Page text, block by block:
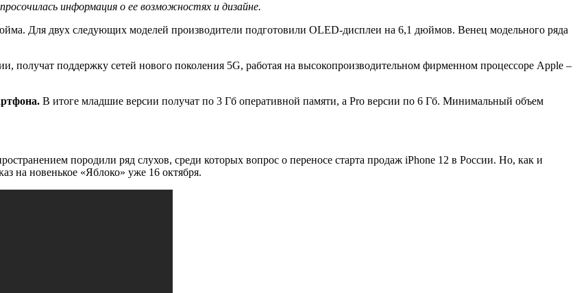
информация о ее возможностях и дизайне.
Для двух следующих моделей производители подготовили OLED-дисплеи на 6,1 дюймов. Венец модельного ряда
получат поддержку сетей нового поколения 5G, работая на высокопроизводительном фирменном процессоре Apple –
В итоге младшие версии получат по 3 Гб оперативной памяти, а Pro версии по 6 Гб. Минимальный объем
породили ряд слухов, среди которых вопрос о переносе старта продаж iPhone 12 в России. Но, как и
на новенькое «Яблоко» уже 16 октября.